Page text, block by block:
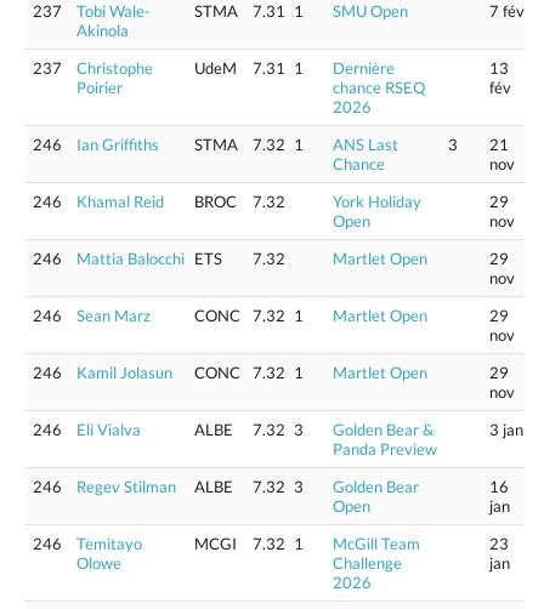
237
Tobi Wale-
Akinola
STMA 7.31 1 SMU Open 7 fév
237
Christophe
Poirier
UdeM 7.31 1
Dernière
chance RSEQ
2026
13
fév
246 Ian Griffiths STMA 7.32 1
ANS Last
Chance
3
21
nov
246
Khamal Reid BROC 7.32
York Holiday
Open
29
nov
246
Mattia Balocchi ETS 7.32 Martlet Open
29
nov
246
Sean Marz CONC 7.32 1 Martlet Open
29
nov
246
Kamil Jolasun CONC 7.32 1 Martlet Open
29
nov
246
Eli Vialva ALBE 7.32 3
Golden Bear &
Panda Preview
3 jan
246 Regev Stilman ALBE 7.32 3
Golden Bear
Open
16
jan
246
Temitayo
Olowe
MCGI 7.32 1
McGill Team
Challenge
2026
23
jan